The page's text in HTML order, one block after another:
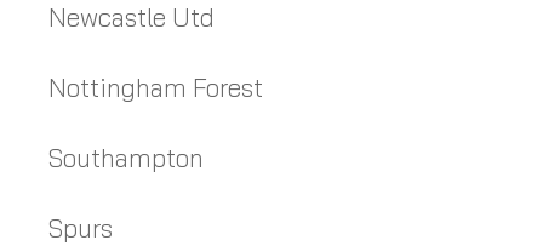
Newcastle Utd
Nottingham Forest
Southampton
Spurs